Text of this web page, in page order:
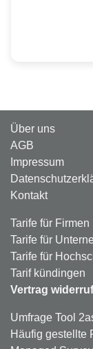
Über uns
AGB
Impressum
Kontakt
Tarife für Firmen
Tarife für
Tarife für
Tarif kündingen
Vertrag
Umfrage Tool
Häufig gestellte